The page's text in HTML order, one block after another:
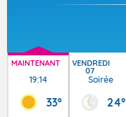
MAINTENANT
19:14
33°
VENDREDI
07
Soirée
24°